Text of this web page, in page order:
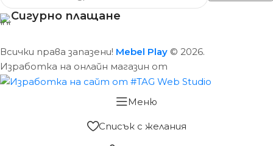
Сигурно плащане
Всички права запазени! Mebel Play © 2026.
Изработка на онлайн магазин от
Меню
Списък с желания